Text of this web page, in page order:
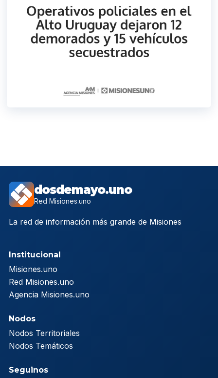
dosdemayo.uno
Red Misiones.uno
La red de información más grande de Misiones
Institucional
Misiones.uno
Red Misiones.uno
Agencia Misiones.uno
Nodos
Nodos Territoriales
Nodos Temáticos
Seguinos